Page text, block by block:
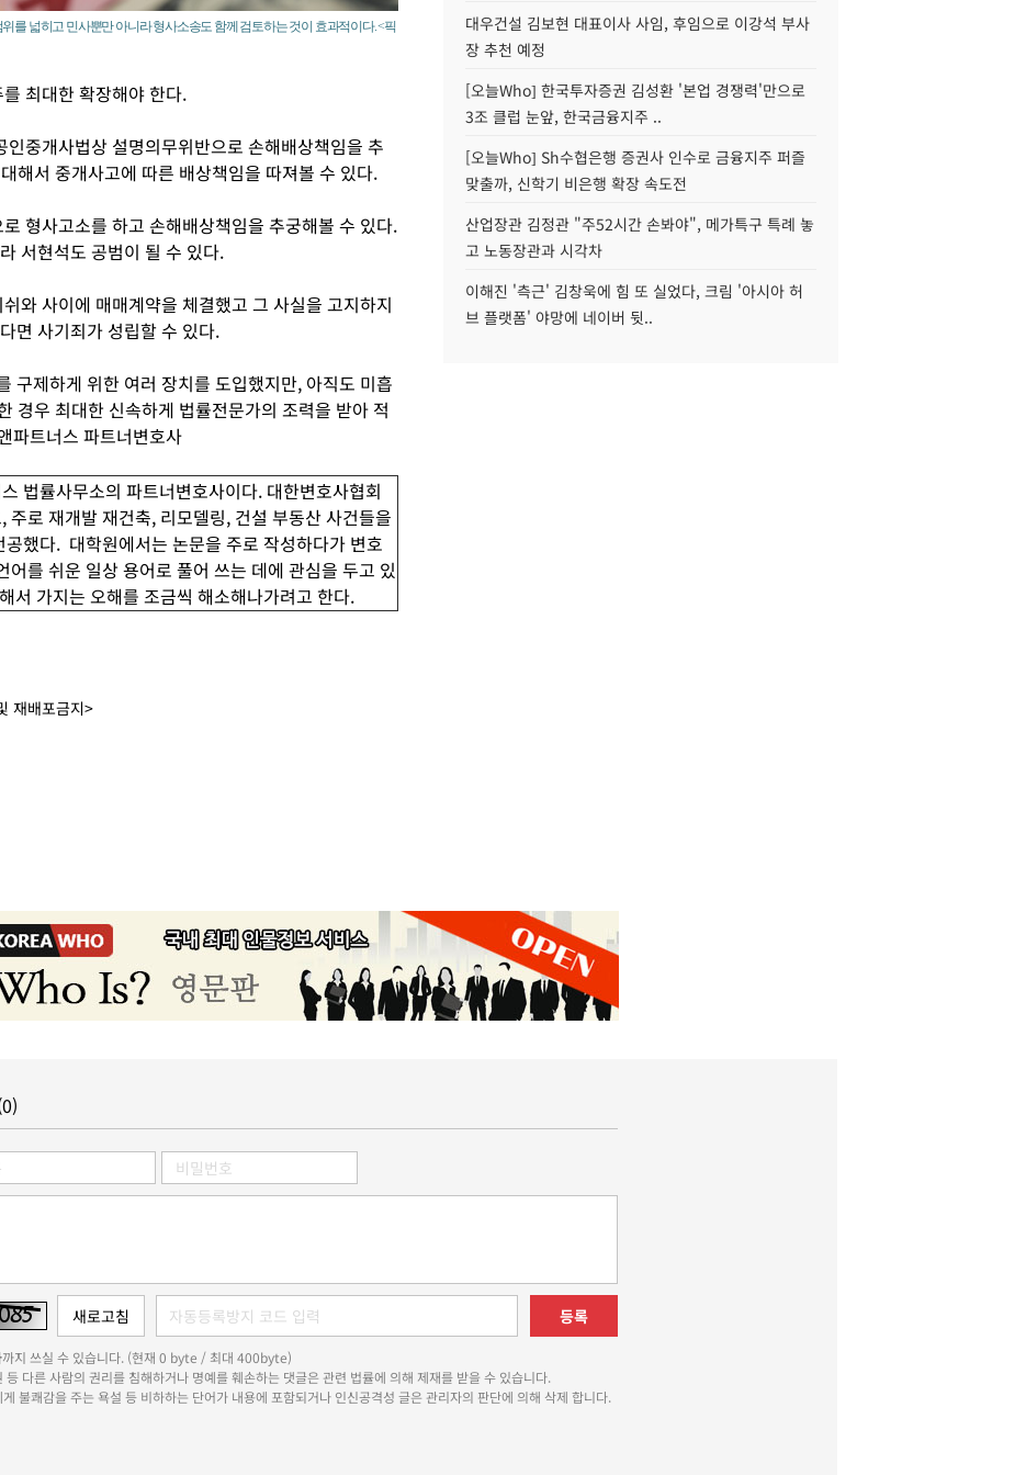
를 넓히고 민사뿐만 아니라 형사소송도 함께 검토하는 것이 효과적이다. <픽
최대한 확장해야 한다.
중개사법상 설명의무위반으로 손해배상책임을 추
해서 중개사고에 따른 배상책임을 따져볼 수 있다.
형사고소를 하고 손해배상책임을 추궁해볼 수 있다.
서현석도 공범이 될 수 있다.
와 사이에 매매계약을 체결했고 그 사실을 고지하지
면 사기죄가 성립할 수 있다.
구제하게 위한 여러 장치를 도입했지만, 아직도 미흡
경우 최대한 신속하게 법률전문가의 조력을 받아 적
파트너스 파트너변호사
법률사무소의 파트너변호사이다. 대한변호사협회
로 재개발 재건축, 리모델링, 건설 부동산 사건들을
했다. 대학원에서는 논문을 주로 작성하다가 변호
를 쉬운 일상 용어로 풀어 쓰는 데에 관심을 두고 있
서 가지는 오해를 조금씩 해소해나가려고 한다.
재배포금지>
대우건설 김보현 대표이사 사임, 후임으로 이강석 부사
장 추천 예정
[오늘Who] 한국투자증권 김성환 '본업 경쟁력'만으로
3조 클럽 눈앞, 한국금융지주 ..
[오늘Who] Sh수협은행 증권사 인수로 금융지주 퍼즐
맞출까, 신학기 비은행 확장 속도전
산업장관 김정관 "주52시간 손봐야", 메가특구 특례 놓
고 노동장관과 시각차
이해진 '측근' 김창욱에 힘 또 실었다, 크림 '아시아 허
브 플랫폼' 야망에 네이버 뒷..
등록
까지 쓰실 수 있습니다. (현재 0 byte / 최대 400byte)
등 다른 사람의 권리를 침해하거나 명예를 훼손하는 댓글은 관련 법률에 의해 제재를 받을 수 있습니다.
불쾌감을 주는 욕설 등 비하하는 단어가 내용에 포함되거나 인신공격성 글은 관리자의 판단에 의해 삭제 합니다.